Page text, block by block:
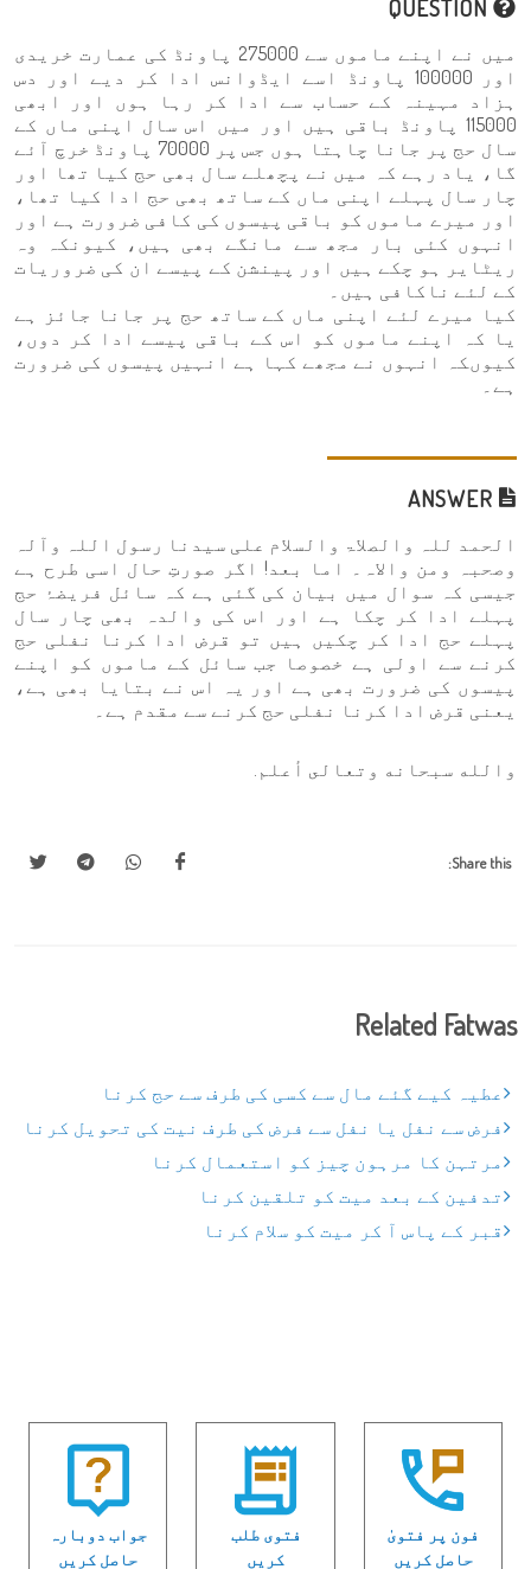
میں نے اپنے ماموں سے 275000 پاونڈ کی عمارت خریدی
اور 100000 پاونڈ اسے ایڈوانس ادا کر دیے اور دس
ہزاد مہینہ کے حساب سے ادا کر رہا ہوں اور ابھی
115000 پاونڈ باقی ہیں اور میں اس سال اپنی ماں کے
سال حج پر جانا چاہتا ہوں جس پر 70000 پاونڈ خرچ آئے
گا، یاد رہے کہ میں نے پچھلے سال بھی حج کیا تھا اور
چار سال پہلے اپنی ماں کے ساتھ بھی حج ادا کیا تھا،
اور میرے ماموں کو باقی پیسوں کی کافی ضرورت ہے اور
انہوں کئی بار مجھ سے مانگے بھی ہیں، کیونکہ وہ
ریٹایر ہو چکے ہیں اور پینشن کے پیسے ان کی ضروریات
کے لئے ناکافی ہیں۔
کیا میرے لئے اپنی ماں کے ساتھ حج پر جانا جائز ہے
یا کہ اپنے ماموں کو اس کے باقی پیسے ادا کر دوں،
کیوںکہ انہوں نے مجھے کہا ہے انہیں پیسوں کی ضرورت
ہے۔
الحمد للہ والصلاۃ والسلام علی سیدنا رسول اللہ وآلہ
وصحبہ ومن والاہ۔ اما بعد! اگر صورتِ حال اسی طرح ہے
جیسی کہ سوال میں بیان کی گئی ہے کہ سائل فریضۂ حج
پہلے ادا کر چکا ہے اور اس کی والدہ بھی چار سال
پہلے حج ادا کر چکیں ہیں تو قرض ادا کرنا نفلی حج
کرنے سے اولی ہے خصوصا جب سائل کے ماموں کو اپنے
پیسوں کی ضرورت بھی ہے اور یہ اس نے بتایا بھی ہے،
یعنی قرض ادا کرنا نفلی حج کرنے سے مقدم ہے۔
والله سبحانه وتعالى أعلم.
Share this:
Related Fatwas
عطیہ کیے گئے مال سے کسی کی طرف سے حج کرنا
فرض سے نفل یا نفل سے فرض کی طرف نیت کی تحویل کرنا
مرتہن کا مرہون چیز کو استعمال کرنا
تدفین کے بعد میت کو تلقین کرنا
قبر کے پاس آ کر میت کو سلام کرنا
فون پر فتویٰ
حاصل کریں
فتوی طلب
کریں
جواب دوبارہ
حاصل کریں